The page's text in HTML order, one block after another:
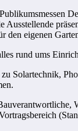
Ausstellende
den eigenen
rund ums
Solartechnik,